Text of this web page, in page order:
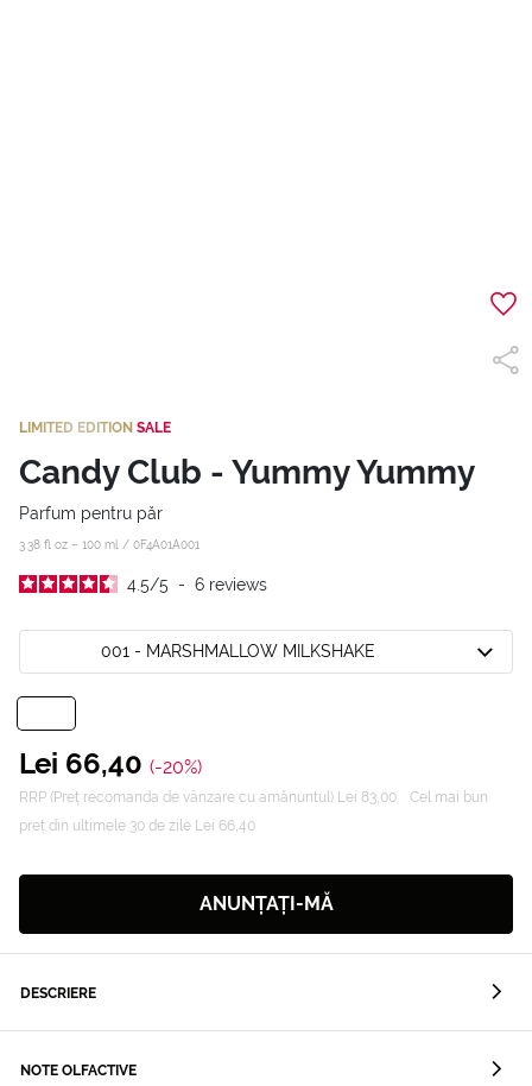
LIMITED EDITION SALE
Candy Club - Yummy Yummy
Parfum pentru păr
3.38 fl oz – 100 ml / 0F4A01A001
4.5/5 - 6 reviews
001 - MARSHMALLOW MILKSHAKE
Lei 66,40 (-20%)
RRP (Preț recomanda de vânzare cu amănuntul) Lei 83,00
Cel mai bun
preț din ultimele 30 de zile Lei 66,40
ANUNȚAȚI-MĂ
DESCRIERE
NOTE OLFACTIVE